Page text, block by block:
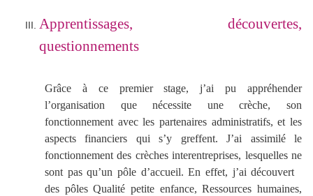
Apprentissages, découvertes,
questionnements
Grâce à ce premier stage, j’ai pu appréhender
l’organisation que nécessite une crèche, son
fonctionnement avec les partenaires administratifs, et les
aspects financiers qui s’y greffent. J’ai assimilé le
fonctionnement des crèches interentreprises, lesquelles ne
sont pas qu’un pôle d’accueil. En effet, j’ai découvert
des pôles Qualité petite enfance, Ressources humaines,